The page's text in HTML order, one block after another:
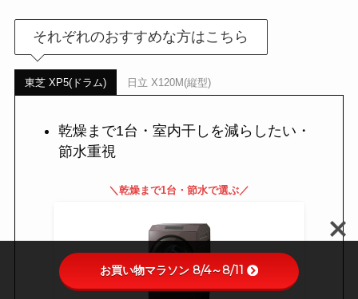
それぞれのおすすめな方はこちら
東芝 XP5(ドラム) 日立 X120M(縦型)
乾燥まで1台・室内干しを減らしたい・
節水重視
＼乾燥まで1台・節水で選ぶ／
お買い物マラソン 8/4～8/11